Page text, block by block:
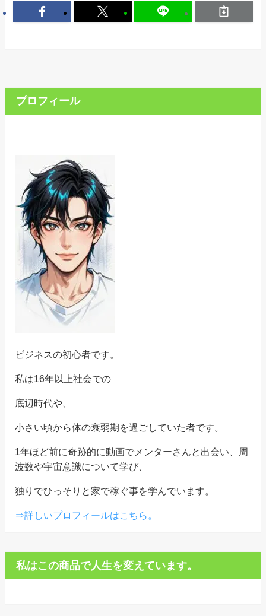
プロフィール
ビジネスの初心者です。
私は16年以上社会での
底辺時代や、
小さい頃から体の衰弱期を過ごしていた者です。
1年ほど前に奇跡的に動画でメンターさんと出会い、周
波数や宇宙意識について学び、
独りでひっそりと家で稼ぐ事を学んでいます。
⇒詳しいプロフィールはこちら。
私はこの商品で人生を変えています。